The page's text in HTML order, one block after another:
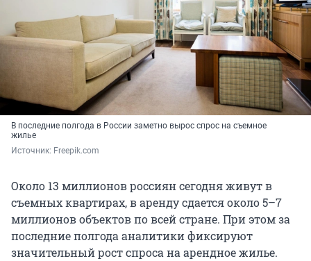
В последние полгода в России заметно вырос спрос на съемное
жилье
Источник: Freepik.com
Около 13 миллионов россиян сегодня живут в
съемных квартирах, в аренду сдается около 5–7
миллионов объектов по всей стране. При этом за
последние полгода аналитики фиксируют
значительный рост спроса на арендное жилье.